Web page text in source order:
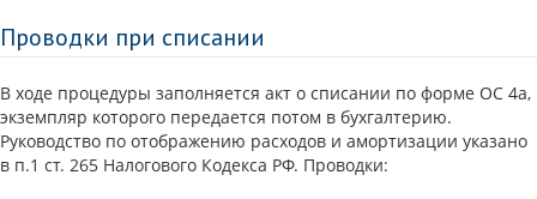
Проводки при списании
В ходе процедуры заполняется акт о списании по форме ОС 4а,
экземпляр которого передается потом в бухгалтерию.
Руководство по отображению расходов и амортизации указано
в п.1 ст. 265 Налогового Кодекса РФ. Проводки: